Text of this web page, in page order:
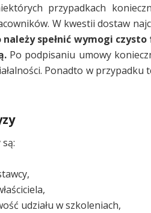
przypadkach
W kwestii dostaw
spełnić wymogi czysto
Po podpisaniu umowy
Ponadto w
udziału w szkoleniach,